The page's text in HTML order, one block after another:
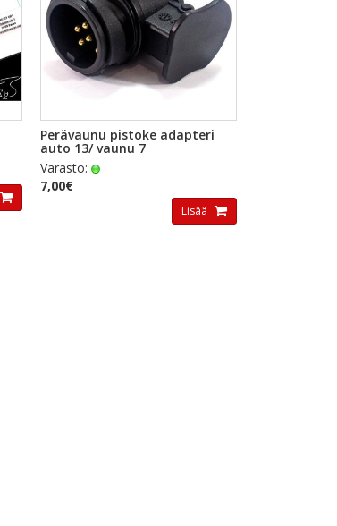
PIKAKATSELU
Perävaunu pistoke adapteri
auto 13/ vaunu 7
Varasto:
7,00€
Lisää